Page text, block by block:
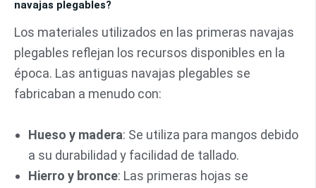
navajas plegables?
Los materiales utilizados en las primeras navajas
plegables reflejan los recursos disponibles en la
época. Las antiguas navajas plegables se
fabricaban a menudo con:
Hueso y madera: Se utiliza para mangos debido
a su durabilidad y facilidad de tallado.
Hierro y bronce: Las primeras hojas se